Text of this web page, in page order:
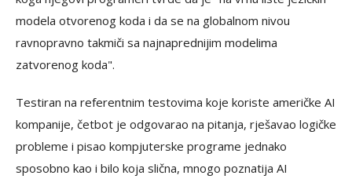
modela otvorenog koda i da se na globalnom nivou
ravnopravno takmiči sa najnaprednijim modelima
zatvorenog koda".
Testiran na referentnim testovima koje koriste američke AI
kompanije, četbot je odgovarao na pitanja, rješavao logičke
probleme i pisao kompjuterske programe jednako
sposobno kao i bilo koja slična, mnogo poznatija AI